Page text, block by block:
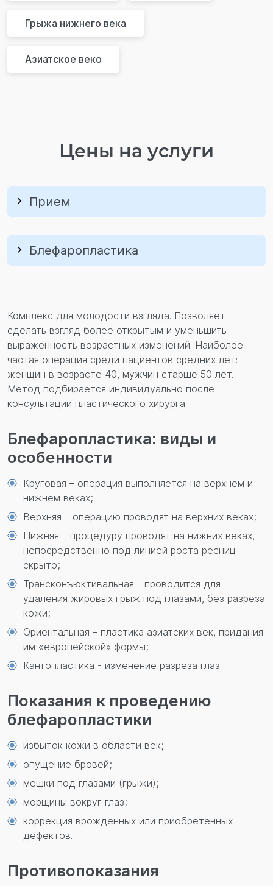
Грыжа нижнего века
Азиатское веко
Цены на услуги
Прием
Блефаропластика
Комплекс для молодости взгляда. Позволяет
сделать взгляд более открытым и уменьшить
выраженность возрастных изменений. Наиболее
частая операция среди пациентов средних лет:
женщин в возрасте 40, мужчин старше 50 лет.
Метод подбирается индивидуально после
консультации пластического хирурга.
Блефаропластика: виды и
особенности
Круговая – операция выполняется на верхнем и
нижнем веках;
Верхняя – операцию проводят на верхних веках;
Нижняя – процедуру проводят на нижних веках,
непосредственно под линией роста ресниц
скрыто;
Трансконъюктивальная - проводится для
удаления жировых грыж под глазами, без разреза
кожи;
Ориентальная – пластика азиатских век, придания
им «европейской» формы;
Кантопластика - изменение разреза глаз.
Показания к проведению
блефаропластики
избыток кожи в области век;
опущение бровей;
мешки под глазами (грыжи);
морщины вокруг глаз;
коррекция врожденных или приобретенных
дефектов.
Противопоказания